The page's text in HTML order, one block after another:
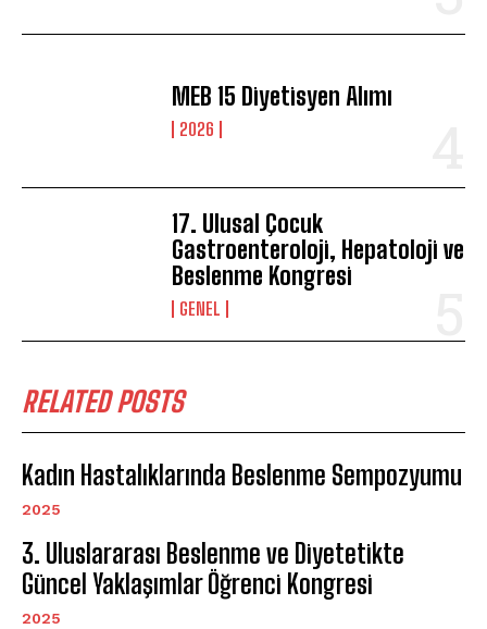
MEB 15 Diyetisyen Alımı
2026
17. Ulusal Çocuk
Gastroenteroloji, Hepatoloji ve
Beslenme Kongresi
GENEL
RELATED POSTS
Kadın Hastalıklarında Beslenme Sempozyumu
2025
3. Uluslararası Beslenme ve Diyetetikte
Güncel Yaklaşımlar Öğrenci Kongresi
2025